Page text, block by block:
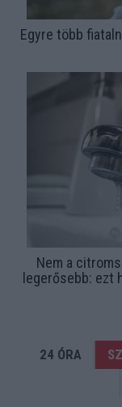
Egyre több
Nem a
legerősebb: ezt
24 ÓRA